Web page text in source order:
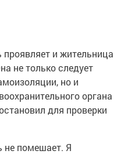
и жительница
не только следует
но и
органа
для проверки
не помешает. Я